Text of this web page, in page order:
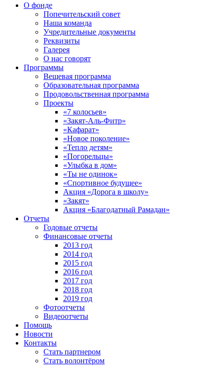
О фонде
Попечительский совет
Наша команда
Учредительные документы
Реквизиты
Галерея
О нас говорят
Программы
Вещевая программа
Образовательная программа
Продовольственная программа
Проекты
«7 колосьев»
«Закят-Аль-Фитр»
«Кафарат»
«Новое поколение»
«Тепло детям»
«Погорельцы»
«Улыбка в дом»
«Ты не одинок»
«Спортивное будущее»
Акция «Дорога в школу»
«Закят»
Акция «Благодатный Рамадан»
Отчеты
Годовые отчеты
Финансовые отчеты
2013 год
2014 год
2015 год
2016 год
2017 год
2018 год
2019 год
Фотоотчеты
Видеоотчеты
Помощь
Новости
Контакты
Стать партнером
Стать волонтёром